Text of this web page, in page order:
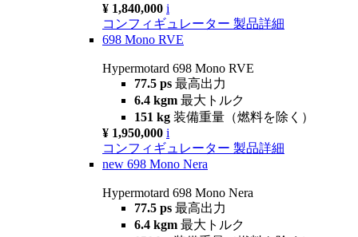
¥ 1,840,000 i
コンフィギュレーター 製品詳細
698 Mono RVE
Hypermotard 698 Mono RVE
77.5 ps 最高出力
6.4 kgm 最大トルク
151 kg 装備重量（燃料を除く）
¥ 1,950,000 i
コンフィギュレーター 製品詳細
new 698 Mono Nera
Hypermotard 698 Mono Nera
77.5 ps 最高出力
6.4 kgm 最大トルク